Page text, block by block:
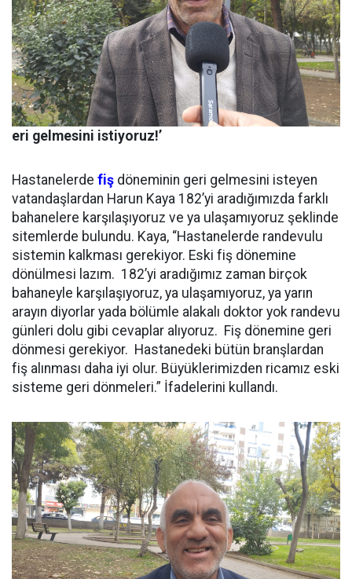
eri gelmesini istiyoruz!’
Hastanelerde fiş döneminin geri gelmesini isteyen
vatandaşlardan Harun Kaya 182’yi aradığımızda farklı
bahanelere karşılaşıyoruz ve ya ulaşamıyoruz şeklinde
sitemlerde bulundu. Kaya, “Hastanelerde randevulu
sistemin kalkması gerekiyor. Eski fiş dönemine
dönülmesi lazım. 182’yi aradığımız zaman birçok
bahaneyle karşılaşıyoruz, ya ulaşamıyoruz, ya yarın
arayın diyorlar yada bölümle alakalı doktor yok randevu
günleri dolu gibi cevaplar alıyoruz. Fiş dönemine geri
dönmesi gerekiyor. Hastanedeki bütün branşlardan
fiş alınması daha iyi olur. Büyüklerimizden ricamız eski
sisteme geri dönmeleri.” İfadelerini kullandı.